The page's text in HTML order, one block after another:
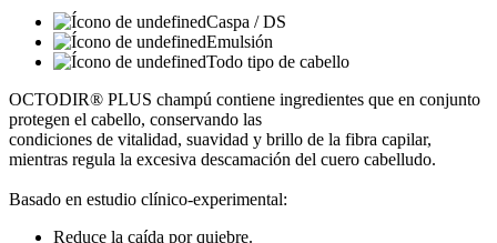
Caspa / DS
Emulsión
Todo tipo de cabello
OCTODIR® PLUS champú contiene ingredientes que en conjunto
protegen el cabello, conservando las
condiciones de vitalidad, suavidad y brillo de la fibra capilar,
mientras regula la excesiva descamación del cuero cabelludo.
Basado en estudio clínico-experimental:
Reduce la caída por quiebre.